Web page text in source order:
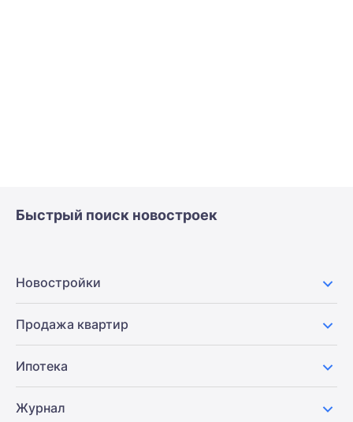
Быстрый поиск новостроек
Новостройки
Продажа квартир
Ипотека
Журнал